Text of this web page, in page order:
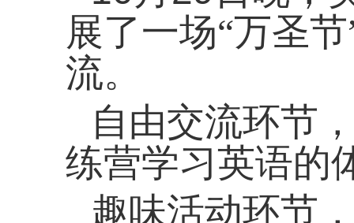
展了一场“万圣节
流。
自由交流环节
练营学习英语的
趣味活动环节